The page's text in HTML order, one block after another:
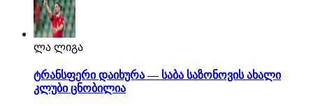
ლა ლიგა
ტრანსფერი დაიხურა — საბა საზონოვის ახალი
კლუბი ცნობილია